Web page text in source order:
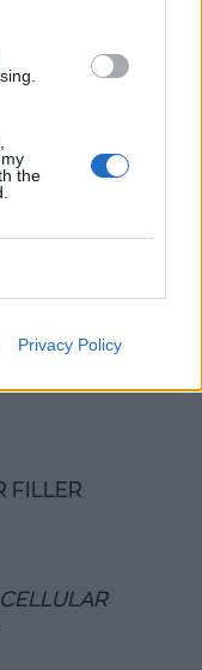
the
Privacy Policy
όπως το
πανάδες,
είναι ότι
Αυτό σημαίνει